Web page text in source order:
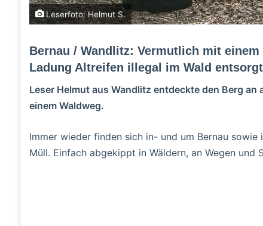
Leserfoto: Helmut S.
Bernau / Wandlitz: Vermutlich mit
Ladung Altreifen illegal im Wald
Leser Helmut aus Wandlitz entdeckte den Berg
einem Waldweg.
Immer wieder finden sich in- und um Bernau
Müll. Einfach abgekippt in Wäldern, an Wegen und